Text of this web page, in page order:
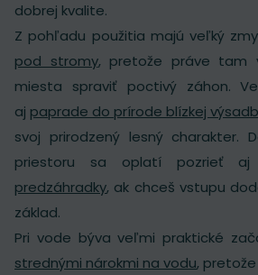
dobrej kvalite.
Z pohľadu použitia majú veľký
pod stromy, pretože práve tam
miesta spraviť poctivý záhon.
aj paprade do prírode blízkej
svoj prirodzený lesný charakter.
priestoru sa oplatí pozrieť aj
predzáhradky, ak chceš vstupu
základ.
Pri vode býva veľmi praktické
strednými nárokmi na vodu,